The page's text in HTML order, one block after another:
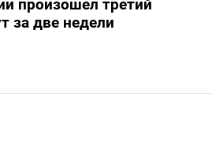
произошел третий
за две недели